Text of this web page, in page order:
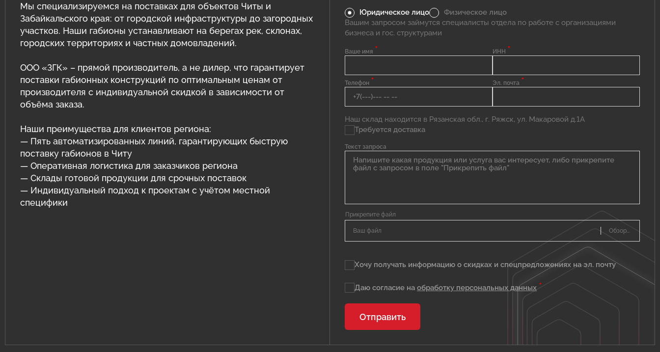
Сетка сварная оцинкованная в картах
Геоматы РЕКОН-М
Инструмент и комплектующие для
габионов
Эрклёз для габионов
Мы специализируемся на поставках для объектов Читы и
Забайкальского края: от городской инфраструктуры до загородных
участков. Наши габионы устанавливают на берегах рек, склонах,
городских территориях и частных домовладений.
ООО «ЗГК» – прямой производитель, а не дилер, что гарантирует
поставки габионных конструкций по оптимальным ценам от
производителя с индивидуальной скидкой в зависимости от
объёма заказа.
Наши преимущества для клиентов региона:
— Пять автоматизированных линий, гарантирующих быструю
поставку габионов в Читу
— Оперативная логистика для заказчиков региона
— Склады готовой продукции для срочных поставок
— Индивидуальный подход к проектам с учётом местной
специфики
Юридическое лицо
Физическое лицо
Вашим запросом займутся специалисты отдела по работе с организациями
бизнеса и гос. структурами
Ваше имя * ИНН *
Телефон * Эл. почта *
Наш склад находится в Рязанская обл., г. Ряжск, ул. Макаровой д.1А
Требуется доставка
Текст запроса
Ваш файл
Хочу получать информацию о скидках и спецпредложениях на эл. почту
Даю согласие на обработку персональных данных *
Отправить